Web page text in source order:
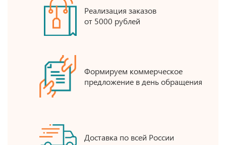
Реализация заказов
от 5000 рублей
Формируем коммерческое
предложение в день обращения
Доставка по всей России